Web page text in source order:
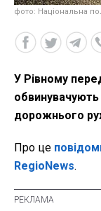
фото: Національна
У Рівному
дорожнього
Про це
RegioNews.